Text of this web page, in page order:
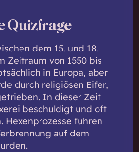
Quizfrage
dem 15. und 18.
Zeitraum von 1550 bis
in Europa, aber
durch religiösen Eifer,
In dieser Zeit
beschuldigt und oft
Hexenprozesse führen
auf dem